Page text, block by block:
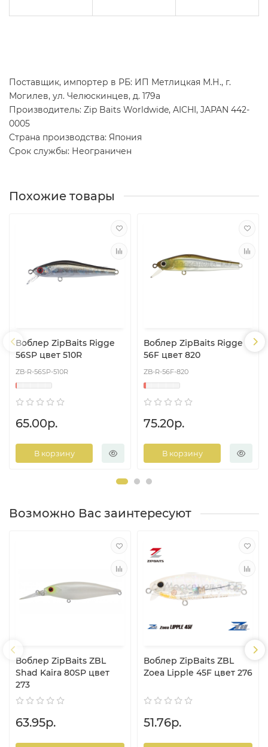
Поставщик, импортер в РБ: ИП Метлицкая М.Н., г.
Могилев, ул. Челюскинцев, д. 179а
Производитель: Zip Baits Worldwide, AICHI, JAPAN 442-
0005
Страна производства: Япония
Срок службы: Неограничен
Похожие товары
Воблер ZipBaits Rigge
56SP цвет 510R
ZB-R-56SP-510R
65.00р.
В корзину
Воблер ZipBaits Rigge
56F цвет 820
ZB-R-56F-820
75.20р.
В корзину
Возможно Вас заинтересуют
Воблер ZipBaits ZBL
Shad Kaira 80SP цвет
273
63.95р.
Воблер ZipBaits ZBL
Zoea Lipple 45F цвет 276
51.76р.